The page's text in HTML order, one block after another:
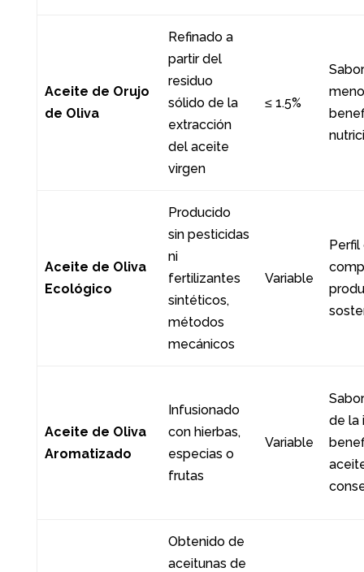
Aceite de Orujo
de Oliva
Refinado a
partir del
residuo
sólido de la
extracción
del aceite
virgen
≤ 1.5%
Aceite de Oliva
Ecológico
Producido
sin pesticidas
ni
fertilizantes
sintéticos,
métodos
mecánicos
Variable
Perfil
Aceite de Oliva
Aromatizado
Infusionado
con hierbas,
especias o
frutas
Variable
de la
Obtenido de
aceitunas de